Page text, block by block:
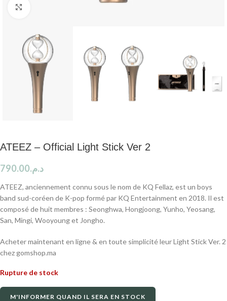
ATEEZ – Official Light Stick Ver 2
د.م.790.00
ATEEZ, anciennement connu sous le nom de KQ Fellaz, est un boys
band sud-coréen de K-pop formé par KQ Entertainment en 2018. Il est
composé de huit membres : Seonghwa, Hongjoong, Yunho, Yeosang,
San, Mingi, Wooyoung et Jongho.
Acheter maintenant en ligne & en toute simplicité leur Light Stick Ver. 2
chez gomshop.ma
Rupture de stock
M'INFORMER QUAND IL SERA EN STOCK